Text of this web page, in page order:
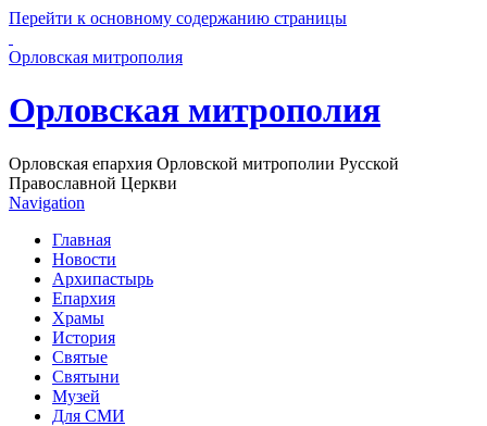
Перейти к основному содержанию страницы
Орловская митрополия
Орловская митрополия
Орловская епархия Орловской митрополии Русской
Православной Церкви
Navigation
Главная
Новости
Архипастырь
Епархия
Храмы
История
Святые
Святыни
Музей
Для СМИ